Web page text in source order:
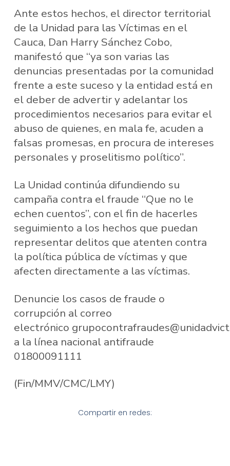
Ante estos hechos, el director territorial
de la Unidad para las Víctimas en el
Cauca, Dan Harry Sánchez Cobo,
manifestó que “ya son varias las
denuncias presentadas por la comunidad
frente a este suceso y la entidad está en
el deber de advertir y adelantar los
procedimientos necesarios para evitar el
abuso de quienes, en mala fe, acuden a
falsas promesas, en procura de intereses
personales y proselitismo político”.
La Unidad continúa difundiendo su
campaña contra el fraude “Que no le
echen cuentos”, con el fin de hacerles
seguimiento a los hechos que puedan
representar delitos que atenten contra
la política pública de víctimas y que
afecten directamente a las víctimas.
Denuncie los casos de fraude o
corrupción al correo
electrónico
a la línea nacional antifraude
01800091111
(Fin/MMV/CMC/LMY)
Compartir en redes: